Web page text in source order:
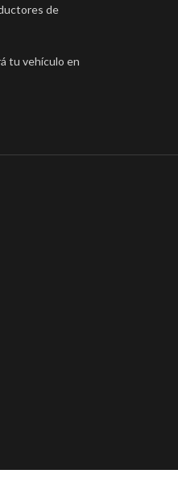
de
tu vehículo en